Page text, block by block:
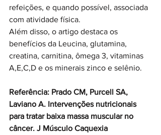
refeições, e quando possível, associada
com atividade física.
Além disso, o artigo destaca os
benefícios da Leucina, glutamina,
creatina, carnitina, ômega 3, vitaminas
A,E,C,D e os minerais zinco e selênio.
Referência: Prado CM, Purcell SA,
Laviano A. Intervenções nutricionais
para tratar baixa massa muscular no
câncer. J Músculo Caquexia